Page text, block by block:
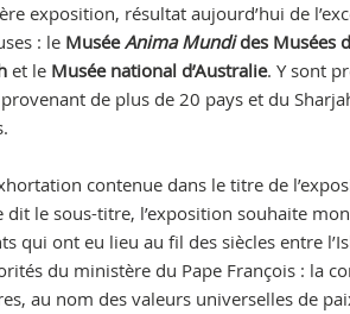
exposition, résultat aujourd’hui de
: le MuséeAnima Mundides Musées
et le Musée national d’Australie. Y sont
de plus de 20 pays et du
contenue dans le titre de
dit le sous-titre, l’exposition souhaite
qui ont eu lieu au fil des siècles entre
du ministère du Pape François : la
au nom des valeurs universelles de